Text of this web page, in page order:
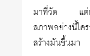
มาที่วัด แต่กล
สภาพอย่างนี้ใ
สร้างมันขึ้นมา